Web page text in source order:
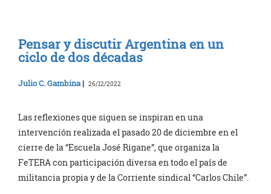
Pensar y discutir Argentina en un
ciclo de dos décadas
Julio C. Gambina | 26/12/2022
Las reflexiones que siguen se inspiran en una
intervención realizada el pasado 20 de diciembre en el
cierre de la “Escuela José Rigane”, que organiza la
FeTERA con participación diversa en todo el país de
militancia propia y de la Corriente sindical “Carlos Chile”.